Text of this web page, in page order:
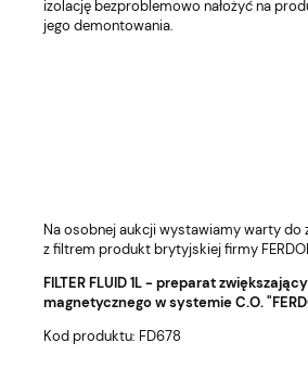
izolację bezproblemowo nałożyć na
jego demontowania.
Na osobnej aukcji wystawiamy warty do
z filtrem produkt brytyjskiej firmy
FILTER FLUID 1L - preparat
magnetycznego w systemie C.O.
Kod produktu: FD678